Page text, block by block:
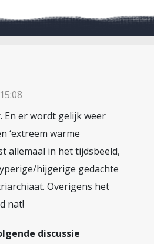
En er wordt gelijk weer
‘extreem warme
allemaal in het tijdsbeeld,
hijgerige gedachte
Overigens het
nat!
discussie